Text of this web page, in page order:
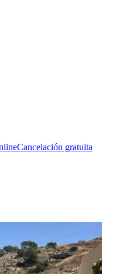
Cancelación gratuita